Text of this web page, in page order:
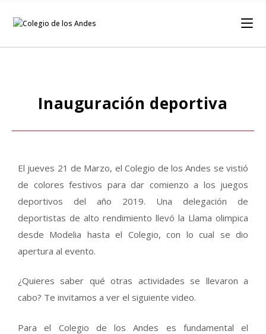
Inauguración deportiva
El jueves 21 de Marzo, el Colegio de los Andes se vistió
de colores festivos para dar comienzo a los juegos
deportivos del año 2019. Una delegación de
deportistas de alto rendimiento llevó la Llama olimpica
desde Modelia hasta el Colegio, con lo cual se dio
apertura al evento.
¿Quieres saber qué otras actividades se llevaron a
cabo? Te invitamos a ver el siguiente video.
Para el Colegio de los Andes es fundamental el